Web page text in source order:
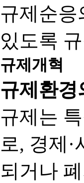
규제순응
있도록
규제개혁
규제환경
규제는
로, 경제
되거나